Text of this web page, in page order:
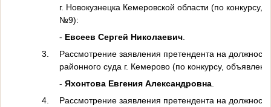
г. Новокузнецка Кемеровской области (по
№9):
- Евсеев Сергей Николаевич.
3.
Рассмотрение заявления претендента на
районного суда г. Кемерово (по конкурсу,
- Яхонтова Евгения Александровна.
4.
Рассмотрение заявления претендента на